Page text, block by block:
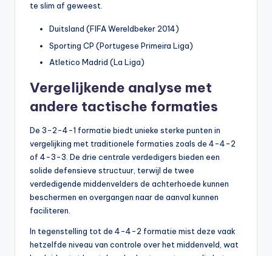
te slim af geweest.
Duitsland (FIFA Wereldbeker 2014)
Sporting CP (Portugese Primeira Liga)
Atletico Madrid (La Liga)
Vergelijkende analyse met
andere tactische formaties
De 3-2-4-1 formatie biedt unieke sterke punten in
vergelijking met traditionele formaties zoals de 4-4-2
of 4-3-3. De drie centrale verdedigers bieden een
solide defensieve structuur, terwijl de twee
verdedigende middenvelders de achterhoede kunnen
beschermen en overgangen naar de aanval kunnen
faciliteren.
In tegenstelling tot de 4-4-2 formatie mist deze vaak
hetzelfde niveau van controle over het middenveld, wat